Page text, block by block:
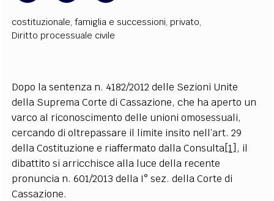
costituzionale,famiglia e successioni, privato,
Diritto processuale civile
Dopo la sentenza n. 4182/2012 delle Sezioni Unite
della Suprema Corte di Cassazione, che ha aperto un
varco al riconoscimento delle unioni omosessuali,
cercando di oltrepassare il limite insito nell’art. 29
della Costituzione e riaffermato dalla Consulta [1] , il
dibattito si arricchisce alla luce della recente
pronuncia n. 601/2013 della I° sez. della Corte di
Cassazione.